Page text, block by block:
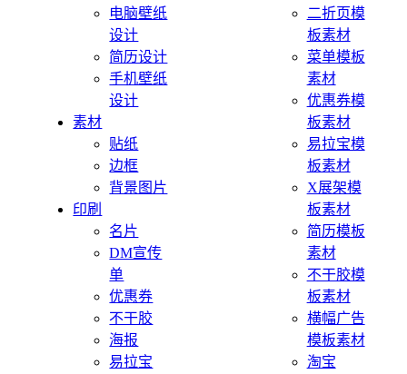
电脑壁纸
设计
简历设计
手机壁纸
设计
素材
贴纸
边框
背景图片
印刷
名片
DM宣传
单
优惠券
不干胶
海报
易拉宝
二折页模
板素材
菜单模板
素材
优惠券模
板素材
易拉宝模
板素材
X展架模
板素材
简历模板
素材
不干胶模
板素材
横幅广告
模板素材
淘宝